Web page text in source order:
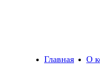
Главная О